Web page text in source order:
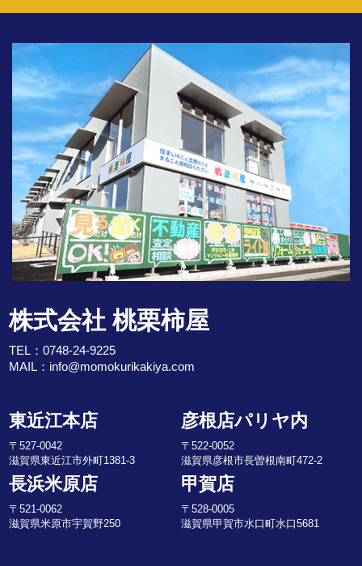
株式会社 桃栗柿屋
TEL：0748-24-9225
MAIL： info@momokurikakiya.com
東近江本店
〒527-0042
滋賀県東近江市外町1381-3
彦根店パリヤ内
〒522-0052
滋賀県彦根市長曽根南町472-2
長浜米原店
〒521-0062
滋賀県米原市宇賀野250
甲賀店
〒528-0005
滋賀県甲賀市水口町水口5681